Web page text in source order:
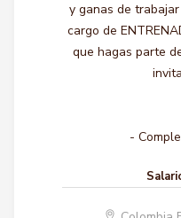
y ganas de
cargo de
que hagas parte
-